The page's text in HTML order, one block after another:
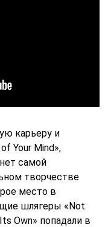
карьеру и
Your Mind»,
самой
творчестве
место в
шлягеры «Not
Own» попадали в